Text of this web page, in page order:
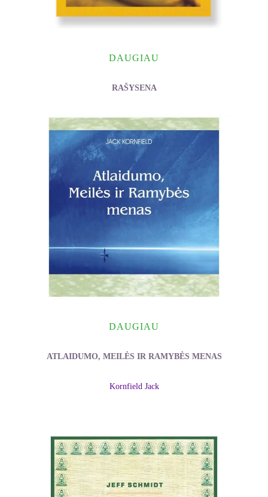
DAUGIAU
RAŠYSENA
Cash Peters
DAUGIAU
ATLAIDUMO, MEILĖS IR RAMYBĖS MENAS
Kornfield Jack